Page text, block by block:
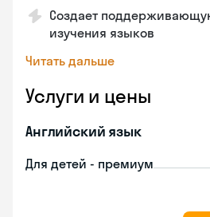
Создает
изучения языков
Читать дальше
Услуги и цены
Английский язык
Для детей - премиум